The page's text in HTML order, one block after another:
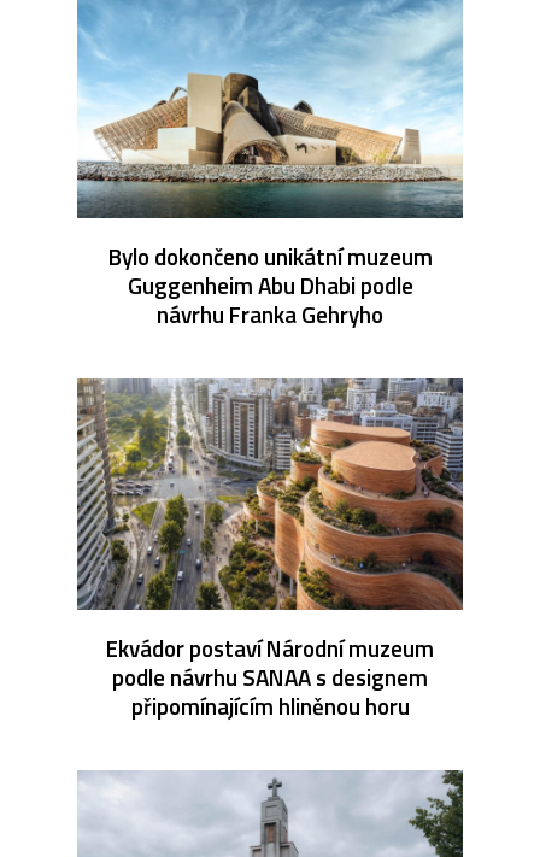
Bylo dokončeno unikátní muzeum
Guggenheim Abu Dhabi podle
návrhu Franka Gehryho
Ekvádor postaví Národní muzeum
podle návrhu SANAA s designem
připomínajícím hliněnou horu